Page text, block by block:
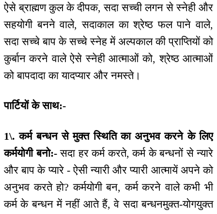
ऐसे ब्राह्मण कुल के दीपक, सदा सच्ची लगन से स्नेही और
सहयोगी बनने वाले, सदाकाल का श्रेष्ठ फल पाने वाले,
सदा सच्चे बाप के सच्चे स्नेह में अल्पकाल की प्राप्तियों को
कुर्बान करने वाले ऐसे स्नेही आत्माओं को, श्रेष्ठ आत्माओं
को बापदादा का यादप्यार और नमस्ते।
पार्टियों के साथ:-
1\. कर्म बन्धन से मुक्त स्थिति का अनुभव करने के लिए
कर्मयोगी बनो:-सदा हर कर्म करते, कर्म के बन्धनों से न्यारे
और बाप के प्यारे - ऐसी न्यारी और प्यारी आत्मायें अपने को
अनुभव करते हो? कर्मयोगी बन, कर्म करने वाले कभी भी
कर्म के बन्धन में नहीं आते हैं, वे सदा बन्धनमुक्त-योगयुक्त